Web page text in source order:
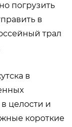
погрузить
в
трал
в
целости и
короткие